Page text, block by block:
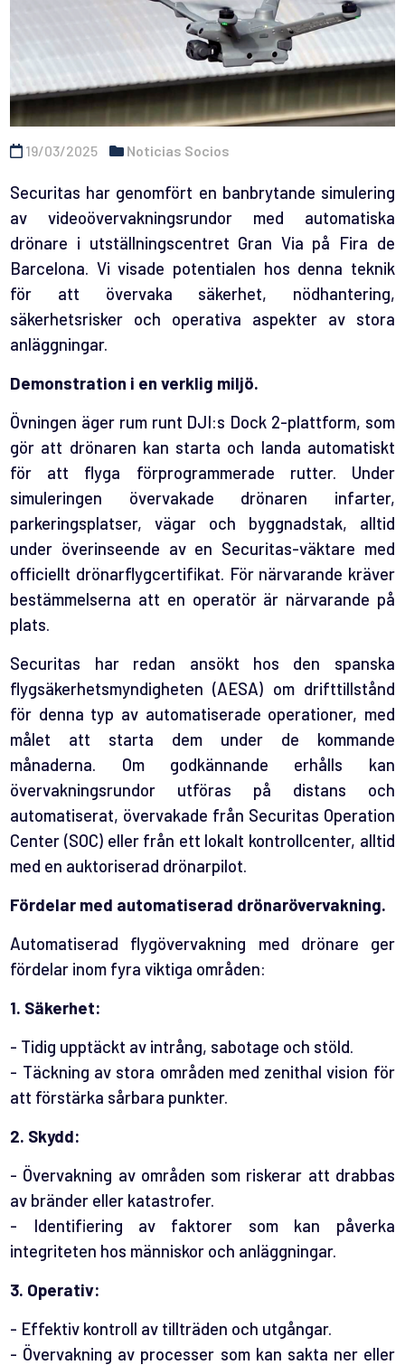
19/03/2025 Noticias Socios
Securitas har genomfört en banbrytande simulering
av videoövervakningsrundor med automatiska
drönare i utställningscentret Gran Via på Fira de
Barcelona. Vi visade potentialen hos denna teknik
för att övervaka säkerhet, nödhantering,
säkerhetsrisker och operativa aspekter av stora
anläggningar.
Demonstration i en verklig miljö.
Övningen äger rum runt DJI:s Dock 2-plattform, som
gör att drönaren kan starta och landa automatiskt
för att flyga förprogrammerade rutter. Under
simuleringen övervakade drönaren infarter,
parkeringsplatser, vägar och byggnadstak, alltid
under överinseende av en Securitas-väktare med
officiellt drönarflygcertifikat. För närvarande kräver
bestämmelserna att en operatör är närvarande på
plats.
Securitas har redan ansökt hos den spanska
flygsäkerhetsmyndigheten (AESA) om drifttillstånd
för denna typ av automatiserade operationer, med
målet att starta dem under de kommande
månaderna. Om godkännande erhålls kan
övervakningsrundor utföras på distans och
automatiserat, övervakade från Securitas Operation
Center (SOC) eller från ett lokalt kontrollcenter, alltid
med en auktoriserad drönarpilot.
Fördelar med automatiserad drönarövervakning.
Automatiserad flygövervakning med drönare ger
fördelar inom fyra viktiga områden:
1. Säkerhet:
- Tidig upptäckt av intrång, sabotage och stöld.
- Täckning av stora områden med zenithal vision för
att förstärka sårbara punkter.
2. Skydd:
- Övervakning av områden som riskerar att drabbas
av bränder eller katastrofer.
- Identifiering av faktorer som kan påverka
integriteten hos människor och anläggningar.
3. Operativ:
- Effektiv kontroll av tillträden och utgångar.
- Övervakning av processer som kan sakta ner eller